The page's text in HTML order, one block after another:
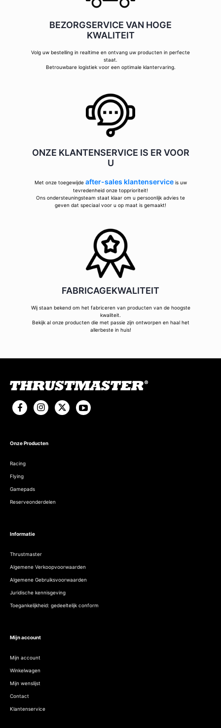
BEZORGSERVICE VAN HOGE
KWALITEIT
Volg uw bestelling in realtime en ontvang uw producten in perfecte
staat.
Betrouwbare logistiek voor een optimale klantervaring.
ONZE KLANTENSERVICE IS ER VOOR
U
Met onze toegewijde after-sales klantenserviceis uw
tevredenheid onze topprioriteit!
Ons ondersteuningsteam staat klaar om u persoonlijk advies te
geven dat speciaal voor u op maat is gemaakt!
FABRICAGEKWALITEIT
Wij staan bekend om het fabriceren van producten van de hoogste
kwaliteit.
Bekijk al onze producten die met passie zijn ontworpen en haal het
allerbeste in huis!
Onze Producten
Racing
Flying
Gamepads
Reserveonderdelen
Informatie
Thrustmaster
Algemene Verkoopvoorwaarden
Algemene Gebruiksvoorwaarden
Juridische kennisgeving
Toegankelijkheid: gedeeltelijk conform
Mijn account
Mijn account
Winkelwagen
Mijn wenslijst
Contact
Klantenservice